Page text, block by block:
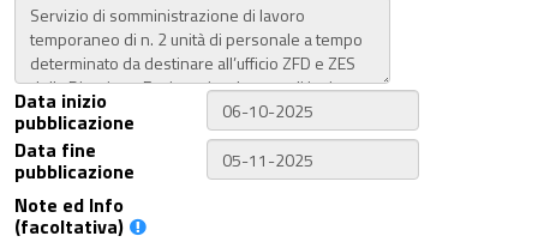
Data inizio
pubblicazione
Data fine
pubblicazione
Note ed Info
(facoltativa)